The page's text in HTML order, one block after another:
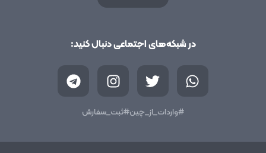
در شبکه‌های اجتماعی دنبال کنید:
W
h
a
T
w
t
e
I
n
t
g
T
e
r
#واردات_از_چین#ثبت_سفارش